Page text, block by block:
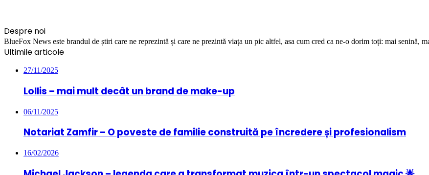
Despre noi
BlueFox News este brandul de știri care ne reprezintă și care ne prezintă viața un pic altfel, asa cum cred ca ne-o dorim toți: mai senină,
Ultimile articole
27/11/2025
Lollis – mai mult decât un brand de make-up
06/11/2025
Notariat Zamfir – O poveste de familie construită pe încredere și profesionalism
16/02/2026